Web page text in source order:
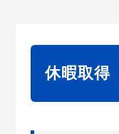
休暇取得